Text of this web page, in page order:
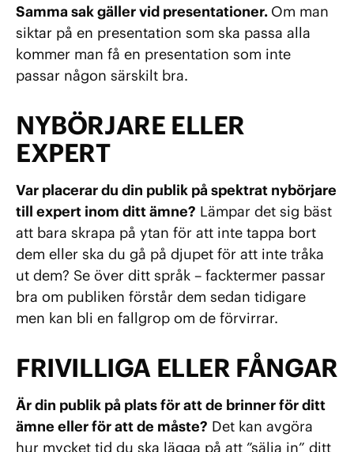
Samma sak gäller vid presentationer. Om man
siktar på en presentation som ska passa alla
kommer man få en presentation som inte
passar någon särskilt bra.
NYBÖRJARE ELLER
EXPERT
Var placerar du din publik på spektrat nybörjare
till expert inom ditt ämne? Lämpar det sig bäst
att bara skrapa på ytan för att inte tappa bort
dem eller ska du gå på djupet för att inte tråka
ut dem? Se över ditt språk – facktermer passar
bra om publiken förstår dem sedan tidigare
men kan bli en fallgrop om de förvirrar.
FRIVILLIGA ELLER FÅNGAR
Är din publik på plats för att de brinner för ditt
ämne eller för att de måste? Det kan avgöra
hur mycket tid du ska lägga på att ”sälja in” ditt